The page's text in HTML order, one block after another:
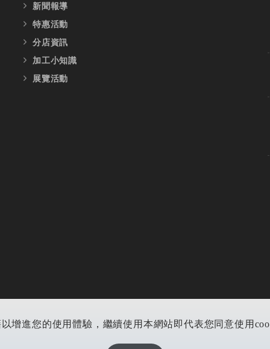
增進您的使用體驗，繼續使用本網站即代表您同意使用
新聞報導
特惠活動
分店資訊
加工小知識
展覽活動